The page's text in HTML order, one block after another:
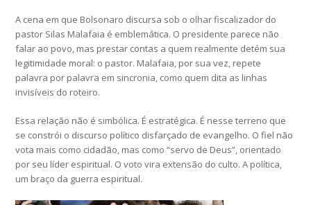
A cena em que Bolsonaro discursa sob o olhar fiscalizador do
pastor Silas Malafaia é emblemática. O presidente parece não
falar ao povo, mas prestar contas a quem realmente detém sua
legitimidade moral: o pastor. Malafaia, por sua vez, repete
palavra por palavra em sincronia, como quem dita as linhas
invisíveis do roteiro.
Essa relação não é simbólica. É estratégica. É nesse terreno que
se constrói o discurso político disfarçado de evangelho. O fiel não
vota mais como cidadão, mas como “servo de Deus”, orientado
por seu líder espiritual. O voto vira extensão do culto. A política,
um braço da guerra espiritual.